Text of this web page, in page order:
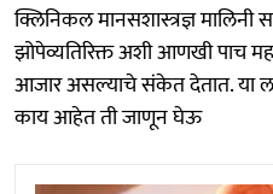
क्लिनिकल मानसशास्त्रज्ञ मालिनी
झोपेव्यतिरिक्त अशी आणखी पाच
आजार असल्याचे संकेत देतात. या
काय आहेत ती जाणून घेऊ